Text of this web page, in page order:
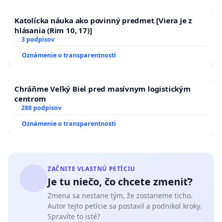
Katolícka náuka ako povinný predmet [Viera je z
hlásania (Rim 10, 17)]
3 podpisov
Oznámenie o transparentnosti
Chráňme Veľký Biel pred masívnym logistickým
centrom
288 podpisov
Oznámenie o transparentnosti
ZAČNITE VLASTNÚ PETÍCIU
Je tu niečo, čo chcete zmeniť?
Zmena sa nestane tým, že zostaneme ticho.
Autor tejto petície sa postavil a podnikol kroky.
Spravíte to isté?